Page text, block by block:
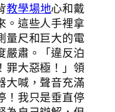
教學場地心和戴
。這些人手裡拿
量尺和巨大的電
嚴肅。「違反泊
罪大惡極！」領
大喊，聲音充滿
！我只是垂直停